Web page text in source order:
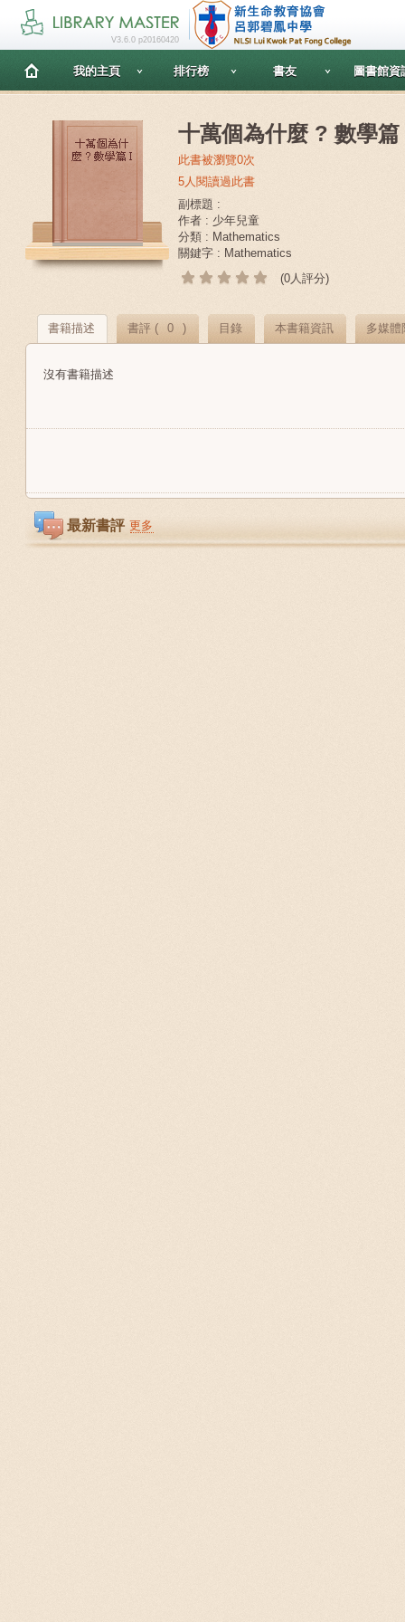
V3.6.0 p20160420
我的主頁 排行榜 書友 圖書館資
十萬個為什麼 ? 數學篇
此書被瀏覽0次
5人閱讀過此書
副標題 :
作者 : 少年兒童
分類 : Mathematics
關鍵字 : Mathematics
(0人評分)
書籍描述 書評 ( 0 ) 目錄 本書籍資訊 多媒體
沒有書籍描述
最新書評 更多